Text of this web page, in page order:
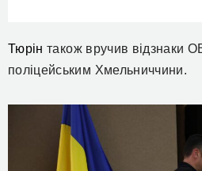
Тюрін також вручив відзнаки
поліцейським Хмельниччини.